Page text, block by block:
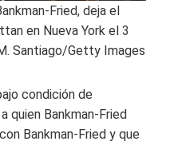
Fried, deja el
en Nueva York el 3
Santiago/Getty Images
condición de
quien Bankman-Fried
Bankman-Fried y que